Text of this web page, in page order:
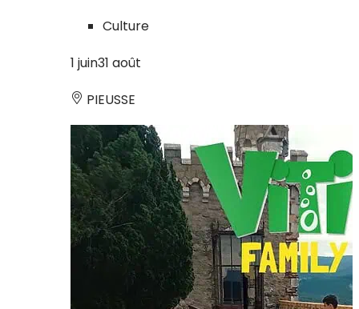
Culture
1 juin31 août
PIEUSSE